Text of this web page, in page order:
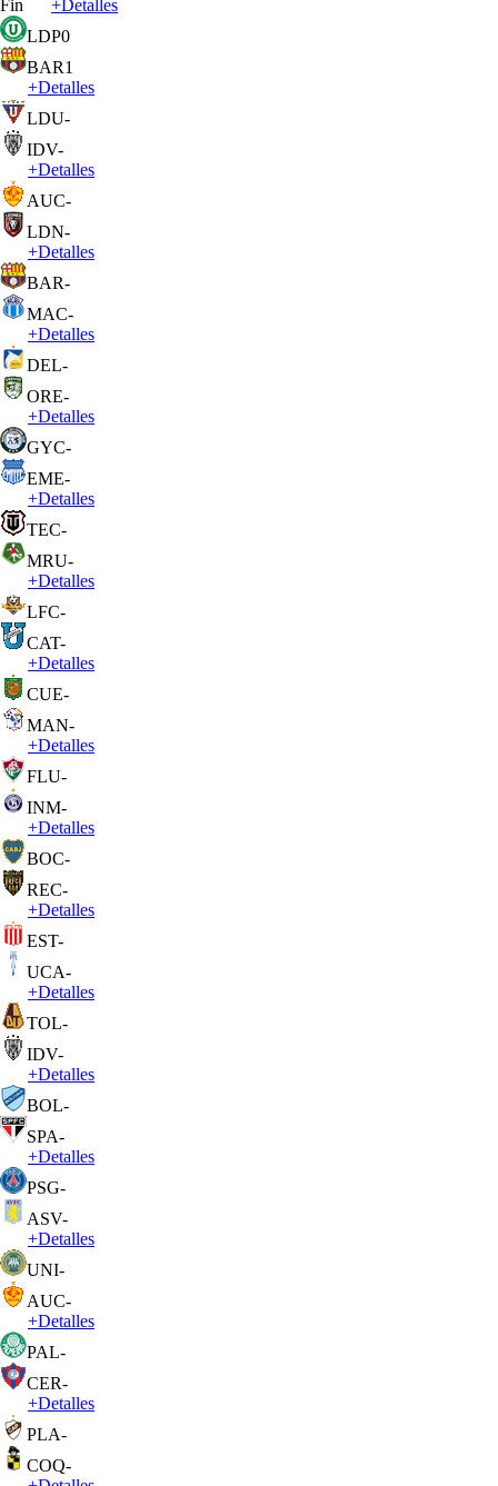
Fin
+Detalles
LDP0
BAR1
+Detalles
LDU-
IDV-
+Detalles
AUC-
LDN-
+Detalles
BAR-
MAC-
+Detalles
DEL-
ORE-
+Detalles
GYC-
EME-
+Detalles
TEC-
MRU-
+Detalles
LFC-
CAT-
+Detalles
CUE-
MAN-
+Detalles
FLU-
INM-
+Detalles
BOC-
REC-
+Detalles
EST-
UCA-
+Detalles
TOL-
IDV-
+Detalles
BOL-
SPA-
+Detalles
PSG-
ASV-
+Detalles
UNI-
AUC-
+Detalles
PAL-
CER-
+Detalles
PLA-
COQ-